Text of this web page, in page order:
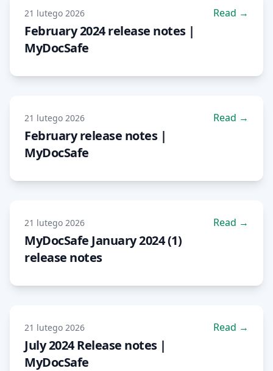
21 lutego 2026
February 2024 release notes |
MyDocSafe
Read →
21 lutego 2026
February release notes |
MyDocSafe
Read →
21 lutego 2026
MyDocSafe January 2024 (1)
release notes
Read →
21 lutego 2026
July 2024 Release notes |
MyDocSafe
Read →